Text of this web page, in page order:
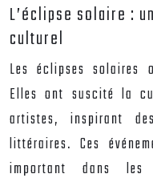
L’éclipse solaire :
culturel
Les éclipses solaires
Elles ont suscité la
artistes, inspirant
littéraires. Ces
important dans les